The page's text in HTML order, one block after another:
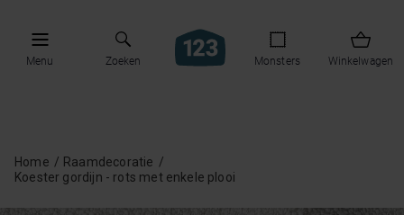
Menu Zoeken Monsters Winkelwagen
Home
Raamdecoratie
Koester gordijn - rots met enkele plooi